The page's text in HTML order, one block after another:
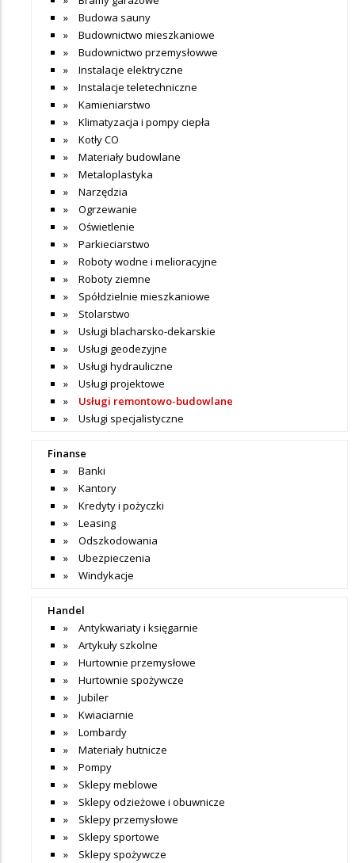
Budowa sauny
Budownictwo mieszkaniowe
Budownictwo przemysłowwe
Instalacje elektryczne
Instalacje teletechniczne
Kamieniarstwo
Klimatyzacja i pompy ciepła
Kotły CO
Materiały budowlane
Metaloplastyka
Narzędzia
Ogrzewanie
Oświetlenie
Parkieciarstwo
Roboty wodne i melioracyjne
Roboty ziemne
Spółdzielnie mieszkaniowe
Stolarstwo
Usługi blacharsko-dekarskie
Usługi geodezyjne
Usługi hydrauliczne
Usługi projektowe
Usługi remontowo-budowlane
Usługi specjalistyczne
Finanse
Banki
Kantory
Kredyty i pożyczki
Leasing
Odszkodowania
Ubezpieczenia
Windykacje
Handel
Antykwariaty i księgarnie
Artykuły szkolne
Hurtownie przemysłowe
Hurtownie spożywcze
Jubiler
Kwiaciarnie
Lombardy
Materiały hutnicze
Pompy
Sklepy meblowe
Sklepy odzieżowe i obuwnicze
Sklepy przemysłowe
Sklepy sportowe
Sklepy spożywcze